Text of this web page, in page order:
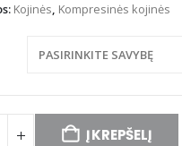
Kojinės, Kompresinės kojinės
Į KREPŠELĮ